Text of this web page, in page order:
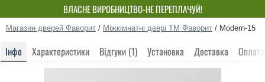
ВЛАСНЕ ВИРОБНИЦТВО-НЕ ПЕРЕПЛАЧУЙ!
Магазин дверей Фаворит / Міжкімнатні двері ТМ Фаворит / Modern-15
Інфо Характеристики Відгуки (1) Установка Доставка Оплата